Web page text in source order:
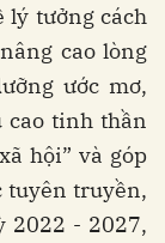
lý tưởng cách
cao lòng
ước mơ,
cao tinh thần
hội” và góp
tuyên truyền,
2022 - 2027,